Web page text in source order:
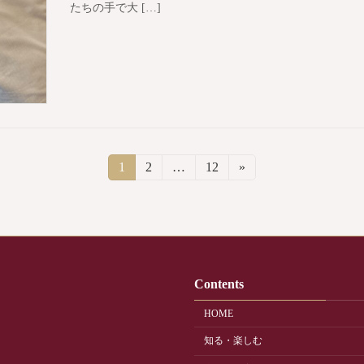
たちの手で大 […]
固
定
ジ
1
固
ジ
2 …
固
ジ
12 »
Contents
HOME
知る・楽しむ